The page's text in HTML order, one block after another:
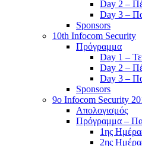
Day 2 –
Day 3 –
Sponsors
10th Infocom Security
Πρόγραμμα
Day 1 –
Day 2 –
Day 3 –
Sponsors
9ο Infocom Security
Απολογισμός
Πρόγραμμα –
1ης
2ης